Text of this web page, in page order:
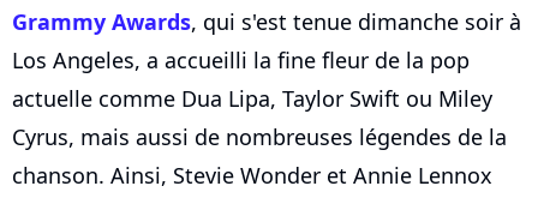
Grammy Awards, qui s'est tenue dimanche soir à
Los Angeles, a accueilli la fine fleur de la pop
actuelle comme Dua Lipa, Taylor Swift ou Miley
Cyrus, mais aussi de nombreuses légendes de la
chanson. Ainsi, Stevie Wonder et Annie Lennox